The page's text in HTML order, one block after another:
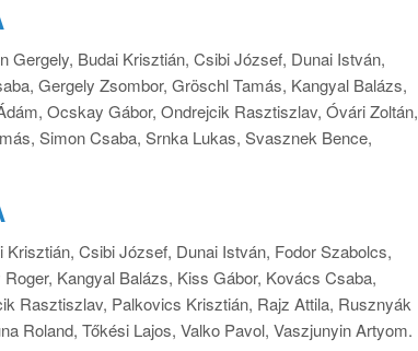
Gergely, Budai Krisztián, Csibi József, Dunai István,
Gergely Zsombor, Gröschl Tamás, Kangyal Balázs,
Ocskay Gábor, Ondrejcik Rasztiszlav, Óvári Zoltán,
Simon Csaba, Srnka Lukas, Svasznek Bence,
Csibi József, Dunai István, Fodor Szabolcs,
Kangyal Balázs, Kiss Gábor, Kovács Csaba,
Rasztiszlav, Palkovics Krisztián, Rajz Attila, Rusznyák
Roland, Tőkési Lajos, Valko Pavol, Vaszjunyin Artyom.